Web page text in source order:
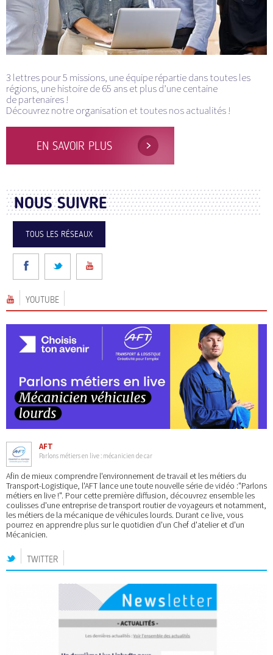
3 lettres pour 5 missions, une équipe répartie dans toutes les
régions, une histoire de 65 ans et plus d’une centaine
de partenaires !
Découvrez notre organisation et toutes nos actualités !
EN SAVOIR PLUS
NOUS SUIVRE
TOUS LES RÉSEAUX
YOUTUBE
AFT
Parlons métiers en live : mécanicien de car
Afin de mieux comprendre l'environnement de travail et les métiers du
Transport-Logistique, l'AFT lance une toute nouvelle série de vidéo :"Parlons
métiers en live !". Pour cette première diffusion, découvrez ensemble les
coulisses d'une entreprise de transport routier de voyageurs et notamment,
les métiers de la mécanique de véhicules lourds. Durant ce live, vous
pourrez en apprendre plus sur le quotidien d'un Chef d'atelier et d'un
Mécanicien.
TWITTER